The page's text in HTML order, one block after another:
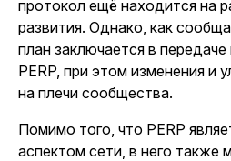
протокол ещё находится на
развития. Однако, как
план заключается в
PERP, при этом изменения и
на плечи сообщества.
Помимо того, что PERP
аспектом сети, в него также